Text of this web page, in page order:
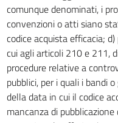
MODALITÀ DI
28
29
30
31
32
33
comunque denominati, i
convenzioni o atti siano
codice acquista efficacia;
cui agli articoli 210 e 211,
procedure relative a
pubblici, per i quali i bandi
della data in cui il codice
mancanza di